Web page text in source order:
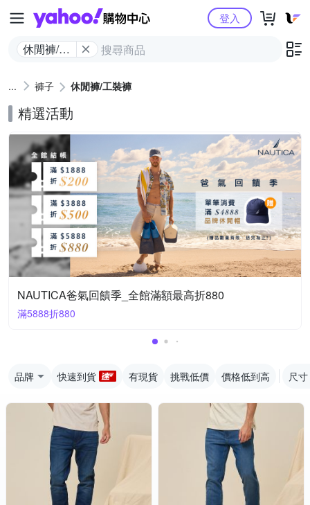
Yahoo購物中心
休閒褲/工
登入
褲子 休閒褲/工裝褲
精選活動
NAUTICA爸氣回饋季_全館滿額最高折880
滿5888折880
品牌 快速到貨 有現貨 挑戰低價 價格低到高 尺寸